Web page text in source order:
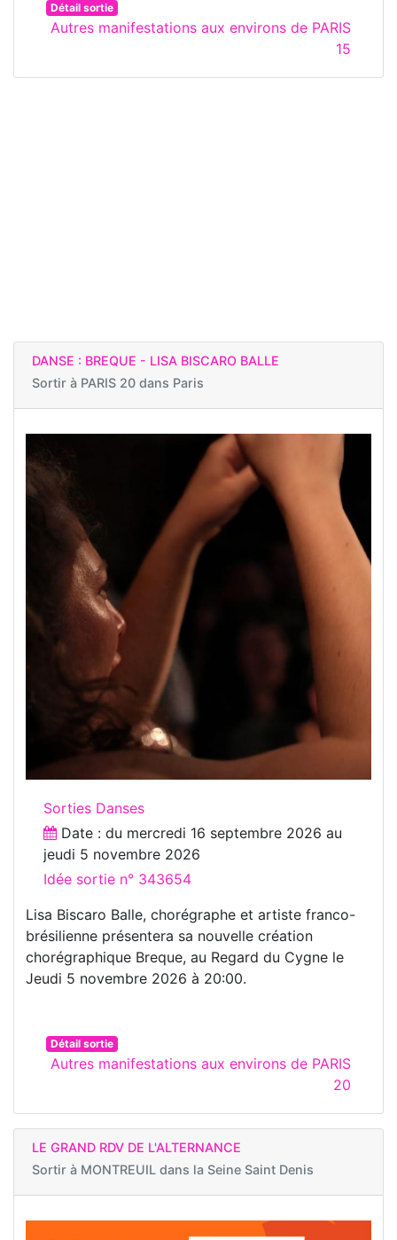
Détail sortie
Autres manifestations aux environs de PARIS
15
DANSE : BREQUE - LISA BISCARO BALLE
Sortir à PARIS 20 dans Paris
Sorties Danses
Date : du mercredi 16 septembre 2026 au
jeudi 5 novembre 2026
Idée sortie n° 343654
Lisa Biscaro Balle, chorégraphe et artiste franco-
brésilienne présentera sa nouvelle création
chorégraphique Breque, au Regard du Cygne le
Jeudi 5 novembre 2026 à 20:00.
Détail sortie
Autres manifestations aux environs de PARIS
20
LE GRAND RDV DE L'ALTERNANCE
Sortir à MONTREUIL dans la Seine Saint Denis